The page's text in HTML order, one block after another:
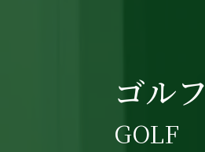
ゴルフ
GOLF